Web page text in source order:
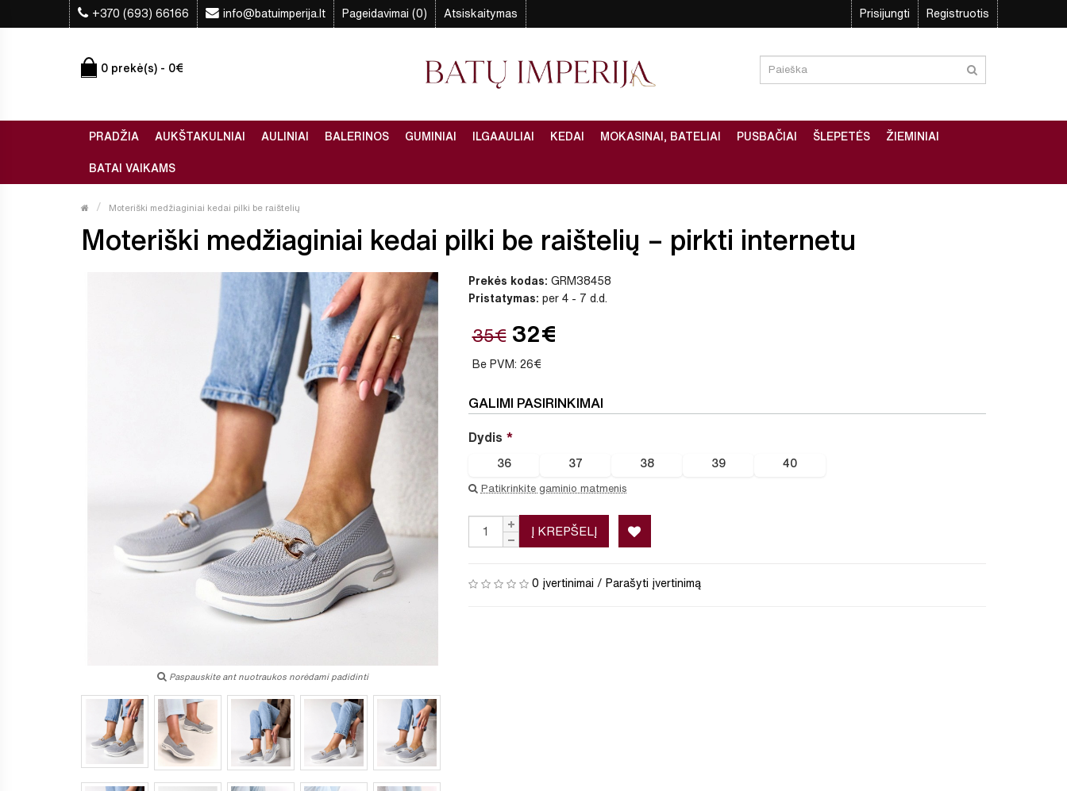
+370 (693) 66166 info@batuimperija.lt Pageidavimai (0) Atsiskaitymas Prisijungti Registruotis
0 prekė(s) - 0€
PRADŽIA AUKŠTAKULNIAI AULINIAI BALERINOS GUMINIAI ILGAAULIAI KEDAI MOKASINAI, BATELIAI PUSBAČIAI ŠLEPETĖS ŽIEMINIAI
BATAI VAIKAMS
Moteriški medžiaginiai kedai pilki be raištelių
Moteriški medžiaginiai kedai pilki be raištelių – pirkti internetu
Paspauskite ant nuotraukos norėdami padidinti
Prekės kodas: GRM38458
Pristatymas: per 4 - 7 d.d.
35€ 32€
Be PVM: 26€
GALIMI PASIRINKIMAI
Dydis
36 37 38 39 40
Patikrinkite gaminio matmenis
Į KREPŠELĮ
0 įvertinimai / Parašyti įvertinimą